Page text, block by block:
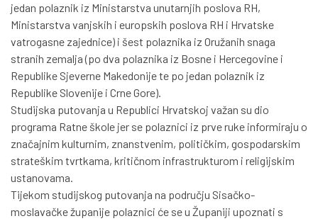
jedan polaznik iz Ministarstva unutarnjih poslova RH,
Ministarstva vanjskih i europskih poslova RH i Hrvatske
vatrogasne zajednice) i šest polaznika iz Oružanih snaga
stranih zemalja (po dva polaznika iz Bosne i Hercegovine i
Republike Sjeverne Makedonije te po jedan polaznik iz
Republike Slovenije i Crne Gore).
Studijska putovanja u Republici Hrvatskoj važan su dio
programa Ratne škole jer se polaznici iz prve ruke informiraju o
značajnim kulturnim, znanstvenim, političkim, gospodarskim
strateškim tvrtkama, kritičnom infrastrukturom i religijskim
ustanovama.
Tijekom studijskog putovanja na području Sisačko-
moslavačke županije polaznici će se u Županiji upoznati s